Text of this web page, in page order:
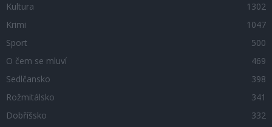
Kultura
1302
Krimi
1047
Sport
500
O čem se mluví
469
Sedlčansko
398
Rožmitálsko
341
Dobříšsko
332